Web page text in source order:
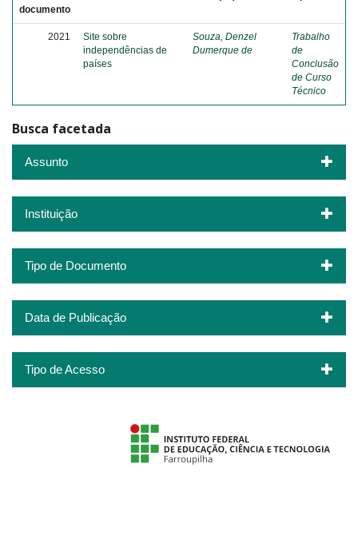
documento
2021
Site sobre
independências de
países
Souza, Denzel
Dumerque de
Trabalho
de
Conclusão
de Curso
Técnico
Busca facetada
Assunto
Instituição
Tipo de Documento
Data de Publicação
Tipo de Acesso